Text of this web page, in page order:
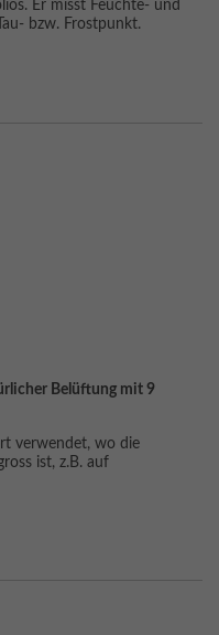
Er misst Feuchte- und
bzw. Frostpunkt.
Belüftung mit 9
verwendet, wo die
ist, z.B. auf